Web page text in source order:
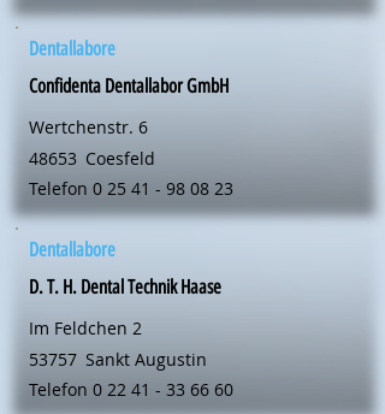
Dentallabore
Confidenta Dentallabor GmbH
Wertchenstr. 6
48653 Coesfeld
Telefon 0 25 41 - 98 08 23
Dentallabore
D. T. H. Dental Technik Haase
Im Feldchen 2
53757 Sankt Augustin
Telefon 0 22 41 - 33 66 60